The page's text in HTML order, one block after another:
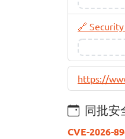
🔗
https://
同批安
CVE-2026-